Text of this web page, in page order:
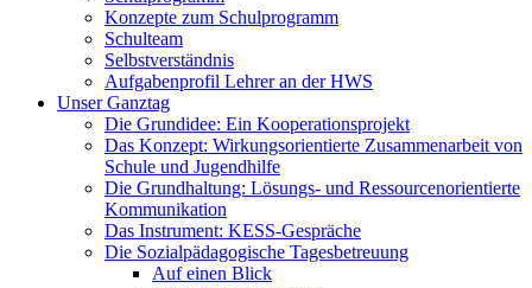
Konzepte zum Schulprogramm
Schulteam
Selbst­ver­ständ­nis
Aufgabenprofil Lehrer an der HWS
Unser Ganztag
Die Grundidee: Ein Kooperationsprojekt
Das Konzept: Wirkungsorientierte Zusammenarbeit von
Schule und Jugendhilfe
Die Grundhaltung: Lösungs- und Ressourcenorientierte
Kommunikation
Das Instrument: KESS-Gespräche
Die Sozialpädagogische Tagesbetreuung
Auf einen Blick